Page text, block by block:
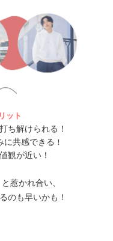
ット
ち解けられる！
に共感できる ！
観が近い！
と惹かれ合い、
のも早いかも！